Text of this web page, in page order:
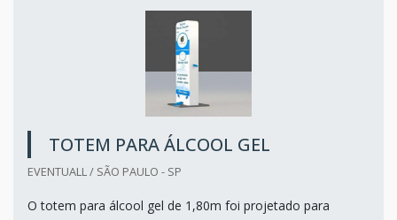
TOTEM PARA ÁLCOOL GEL
EVENTUALL / SÃO PAULO - SP
O totem para álcool gel de 1,80m foi projetado para